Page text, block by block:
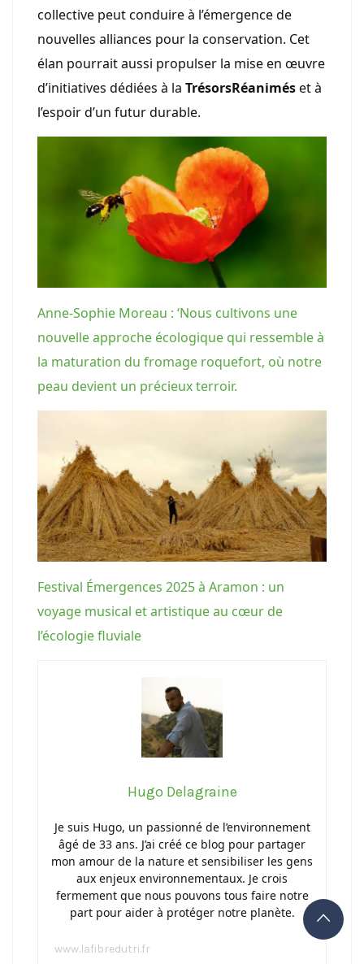
collective peut conduire à l’émergence de
nouvelles alliances pour la conservation. Cet
élan pourrait aussi propulser la mise en œuvre
d’initiatives dédiées à la TrésorsRéaniméset à
l’espoir d’un futur durable.
Anne-Sophie Moreau : ‘Nous cultivons une
nouvelle approche écologique qui ressemble à
la maturation du fromage roquefort, où notre
peau devient un précieux terroir.
Festival Émergences 2025 à Aramon : un
voyage musical et artistique au cœur de
l’écologie fluviale
Hugo Delagraine
Je suis Hugo, un passionné de l’environnement
âgé de 33 ans. J’ai créé ce blog pour partager
mon amour de la nature et sensibiliser les gens
aux enjeux environnementaux. Je crois
fermement que nous pouvons tous faire notre
part pour aider à protéger notre planète.
www.lafibredutri.fr